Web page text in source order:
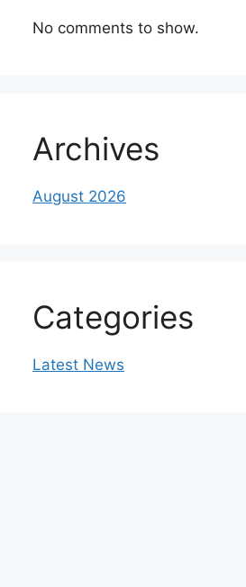
No comments to show.
Archives
August 2026
Categories
Latest News